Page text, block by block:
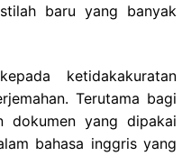
baru yang banyak
ketidakakuratan
Terutama bagi
dokumen yang dipakai
bahasa inggris yang